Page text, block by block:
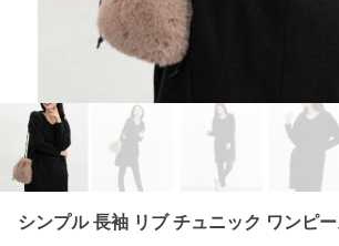
シンプル 長袖 リブ チュニック ワンピー